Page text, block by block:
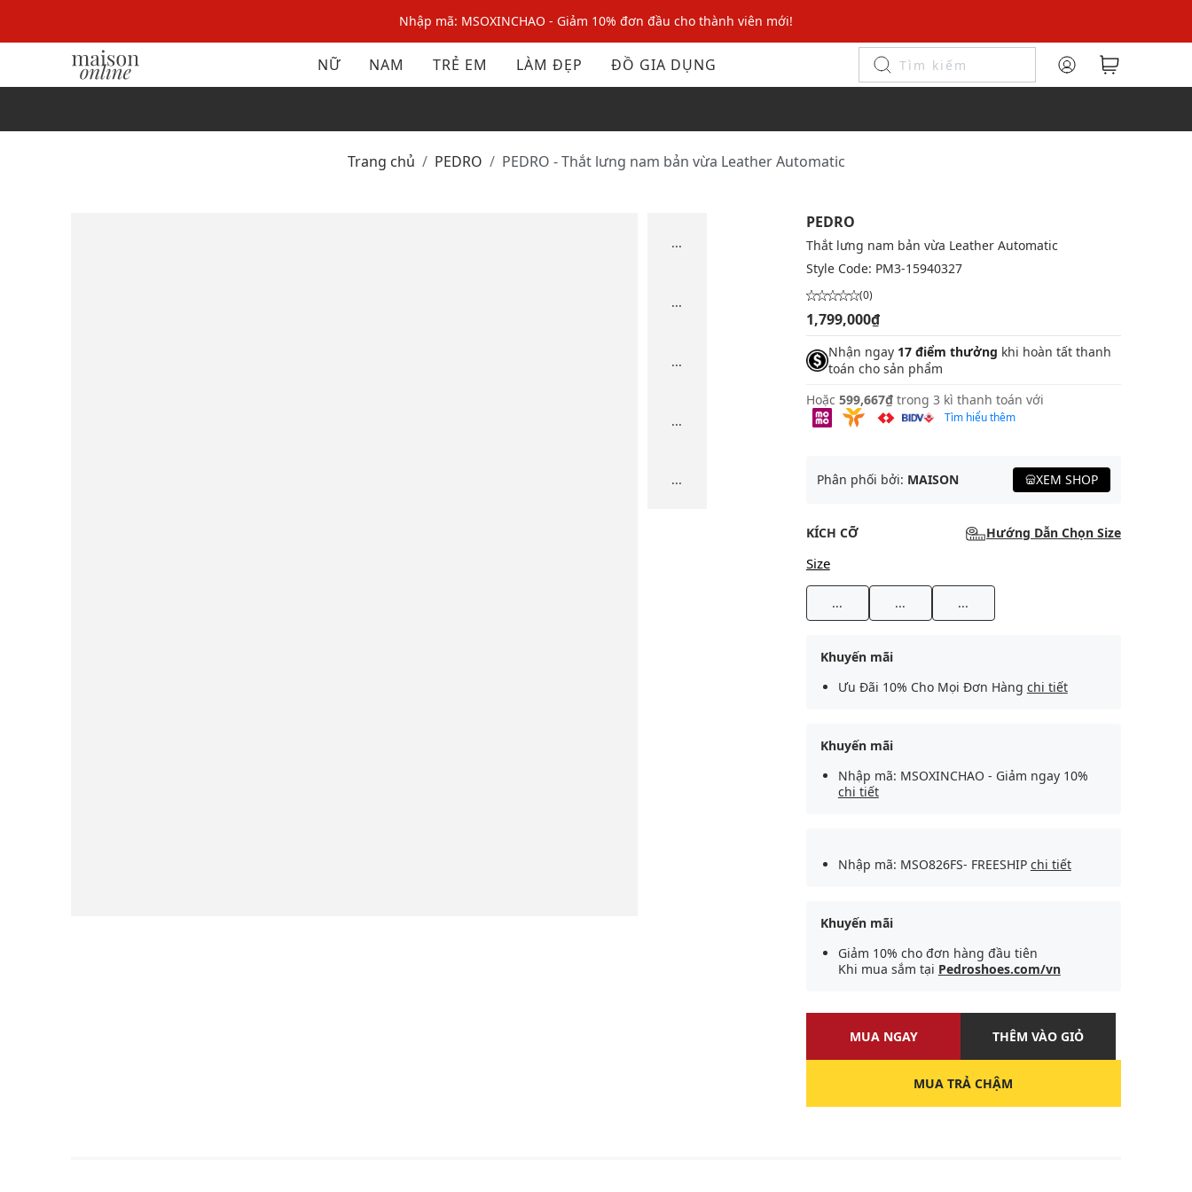
Nhập mã: MSOXINCHAO - Giảm 10% đơn đầu cho thành viên mới!
Nhập mã MSOPAY100: giảm ngay 10% khi thanh toán trực tuyến
Nhập mã: MSOXINCHAO - Giảm 10% đơn đầu cho thành viên mới!
NỮ NAM TRẺ EM LÀM ĐẸP ĐỒ GIA DỤNG
Trang chủ PEDRO PEDRO - Thắt lưng nam bản vừa Leather Automatic
...
...
...
...
...
PEDRO
Thắt lưng nam bản vừa Leather Automatic
Style Code: PM3-15940327
(0)
1,799,000₫
Nhận ngay 17 điểm thưởng khi hoàn tất thanh
toán cho sản phẩm
Hoặc 599,667₫ trong 3 kì thanh toán với
Tìm hiểu thêm
Phân phối bởi: MAISON XEM SHOP
KÍCH CỠ Hướng Dẫn Chọn Size
Size
... ... ...
Khuyến mãi
Ưu Đãi 10% Cho Mọi Đơn Hàng chi tiết
Khuyến mãi
Nhập mã: MSOXINCHAO - Giảm ngay 10%
chi tiết
Nhập mã: MSO826FS- FREESHIP chi tiết
Khuyến mãi
Giảm 10% cho đơn hàng đầu tiên
Khi mua sắm tại Pedroshoes.com/vn
MUA NGAY THÊM VÀO GIỎ
MUA TRẢ CHẬM